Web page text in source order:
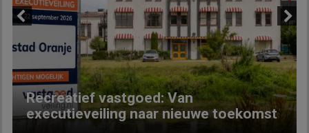
Recreatief vastgoed: Van
executieveiling naar nieuwe toekomst
Next